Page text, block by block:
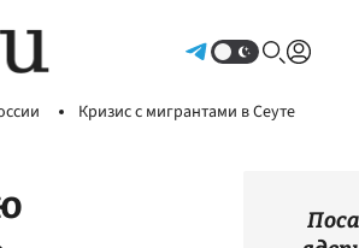
Кризис с мигрантами в Сеуте